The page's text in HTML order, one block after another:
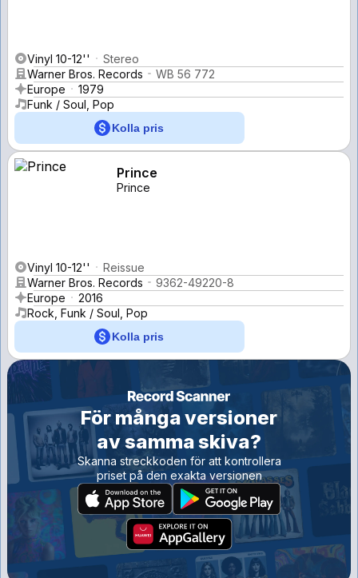
Vinyl 10-12''
Stereo
Warner Bros. Records
WB 56 772
Europe
1979
Funk / Soul, Pop
Kolla pris
Prince
Prince
Vinyl 10-12''
Reissue
Warner Bros. Records
9362-49220-8
Europe
2016
Rock, Funk / Soul, Pop
Kolla pris
För många versioner
av samma skiva?
Skanna streckkoden för att kontrollera
priset på den exakta versionen